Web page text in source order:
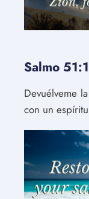
Salmo
Devuélveme
con un